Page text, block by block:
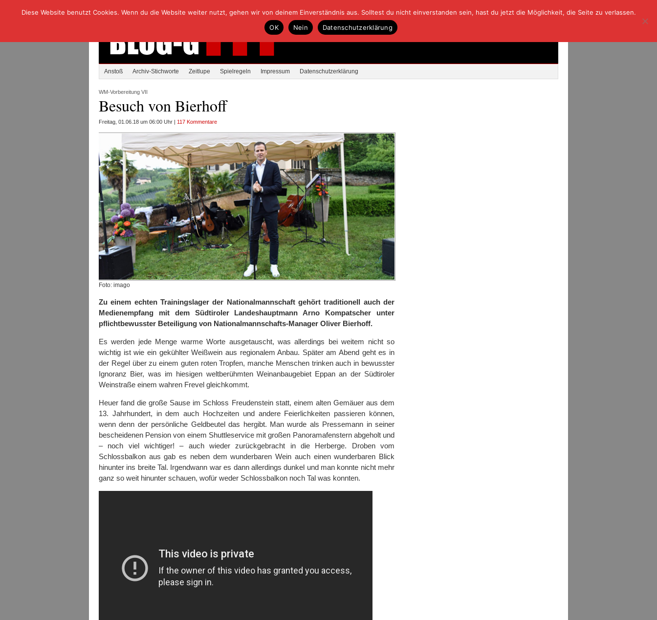
Anstoß Archiv-Stichworte Zeitlupe Spielregeln Impressum Datenschutzerklärung
WM-Vorbereitung VII
Besuch von Bierhoff
Freitag, 01.06.18 um 06:00 Uhr | 117 Kommentare
Foto: imago
Zu einem echten Trainingslager der Nationalmannschaft gehört traditionell auch der
Medienempfang mit dem Südtiroler Landeshauptmann Arno Kompatscher unter
pflichtbewusster Beteiligung von Nationalmannschafts-Manager Oliver Bierhoff.
Es werden jede Menge warme Worte ausgetauscht, was allerdings bei weitem nicht so
wichtig ist wie ein gekühlter Weißwein aus regionalem Anbau. Später am Abend geht es in
der Regel über zu einem guten roten Tropfen, manche Menschen trinken auch in bewusster
Ignoranz Bier, was im hiesigen weltberühmten Weinanbaugebiet Eppan an der Südtiroler
Weinstraße einem wahren Frevel gleichkommt.
Heuer fand die große Sause im Schloss Freudenstein statt, einem alten Gemäuer aus dem
13. Jahrhundert, in dem auch Hochzeiten und andere Feierlichkeiten passieren können,
wenn denn der persönliche Geldbeutel das hergibt. Man wurde als Pressemann in seiner
bescheidenen Pension von einem Shuttleservice mit großen Panoramafenstern abgeholt und
– noch viel wichtiger! – auch wieder zurückgebracht in die Herberge. Droben vom
Schlossbalkon aus gab es neben dem wunderbaren Wein auch einen wunderbaren Blick
hinunter ins breite Tal. Irgendwann war es dann allerdings dunkel und man konnte nicht mehr
ganz so weit hinunter schauen, wofür weder Schlossbalkon noch Tal was konnten.
Diese Website benutzt Cookies. Wenn du die Website weiter nutzt, gehen wir von deinem Einverständnis aus. Solltest du nicht einverstanden sein, hast du jetzt die Möglichkeit, die Seite zu verlassen.
OK
Nein Datenschutzerklärung